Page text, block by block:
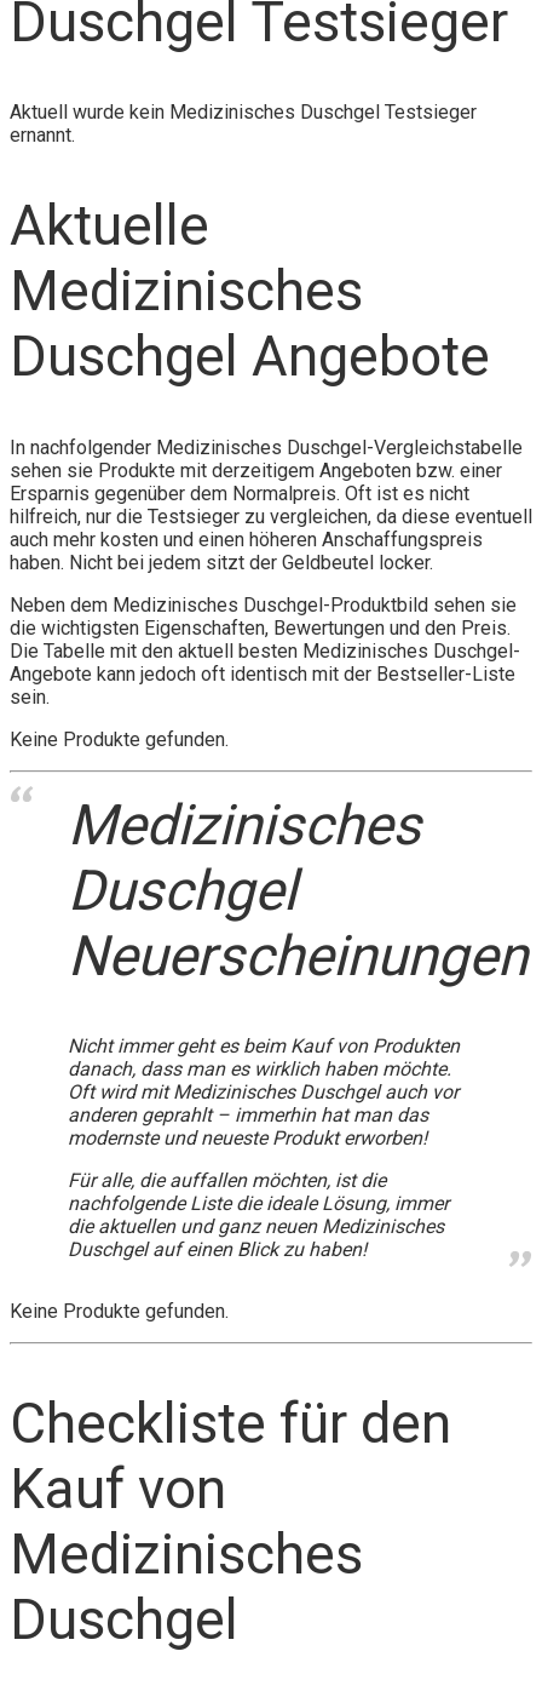
Duschgel Testsieger
Aktuell wurde kein Medizinisches Duschgel Testsieger
ernannt.
Aktuelle
Medizinisches
Duschgel Angebote
In nachfolgender Medizinisches Duschgel-Vergleichstabelle
sehen sie Produkte mit derzeitigem Angeboten bzw. einer
Ersparnis gegenüber dem Normalpreis. Oft ist es nicht
hilfreich, nur die Testsieger zu vergleichen, da diese eventuell
auch mehr kosten und einen höheren Anschaffungspreis
haben. Nicht bei jedem sitzt der Geldbeutel locker.
Neben dem Medizinisches Duschgel-Produktbild sehen sie
die wichtigsten Eigenschaften, Bewertungen und den Preis.
Die Tabelle mit den aktuell besten Medizinisches Duschgel-
Angebote kann jedoch oft identisch mit der Bestseller-Liste
sein.
Keine Produkte gefunden.
Medizinisches
Duschgel
Neuerscheinungen
Nicht immer geht es beim Kauf von Produkten
danach, dass man es wirklich haben möchte.
Oft wird mit Medizinisches Duschgel auch vor
anderen geprahlt – immerhin hat man das
modernste und neueste Produkt erworben!
Für alle, die auffallen möchten, ist die
nachfolgende Liste die ideale Lösung, immer
die aktuellen und ganz neuen Medizinisches
Duschgel auf einen Blick zu haben!
Keine Produkte gefunden.
Checkliste für den
Kauf von
Medizinisches
Duschgel